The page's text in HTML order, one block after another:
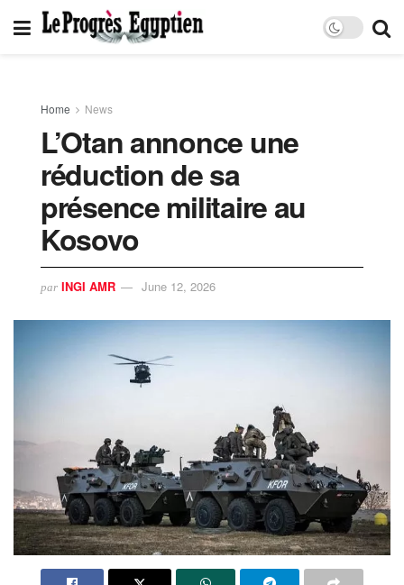
Home News
L’Otan annonce une
réduction de sa
présence militaire au
Kosovo
par INGI AMR June 12, 2026